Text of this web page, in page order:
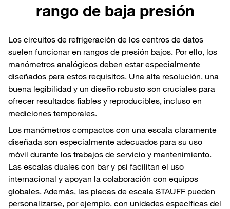
rango de baja presión
Los circuitos de refrigeración de los centros de datos
suelen funcionar en rangos de presión bajos. Por ello, los
manómetros analógicos deben estar especialmente
diseñados para estos requisitos. Una alta resolución, una
buena legibilidad y un diseño robusto son cruciales para
ofrecer resultados fiables y reproducibles, incluso en
mediciones temporales.
Los manómetros compactos con una escala claramente
diseñada son especialmente adecuados para su uso
móvil durante los trabajos de servicio y mantenimiento.
Las escalas duales con bar y psi facilitan el uso
internacional y apoyan la colaboración con equipos
globales. Además, las placas de escala STAUFF pueden
personalizarse, por ejemplo, con unidades específicas del